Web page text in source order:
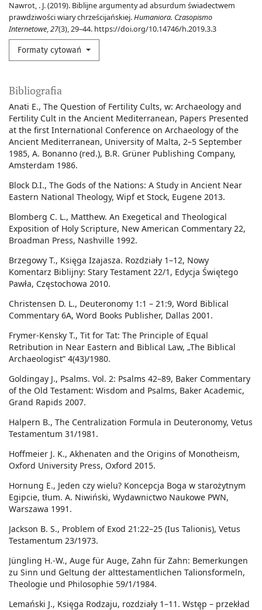
Nawrot, . J. (2019). Biblijne argumenty ad absurdum świadectwem
prawdziwości wiary chrześcijańskiej.Humaniora. Czasopismo
Internetowe,27(3), 29–44. https://doi.org/10.14746/h.2019.3.3
Formaty cytowań
Bibliografia
Anati E., The Question of Fertility Cults, w: Archaeology and
Fertility Cult in the Ancient Mediterranean, Papers Presented
at the first International Conference on Archaeology of the
Ancient Mediterranean, University of Malta, 2–5 September
1985, A. Bonanno (red.), B.R. Grüner Publishing Company,
Amsterdam 1986.
Block D.I., The Gods of the Nations: A Study in Ancient Near
Eastern National Theology, Wipf et Stock, Eugene 2013.
Blomberg C. L., Matthew. An Exegetical and Theological
Exposition of Holy Scripture, New American Commentary 22,
Broadman Press, Nashville 1992.
Brzegowy T., Księga Izajasza. Rozdziały 1–12, Nowy
Komentarz Biblijny: Stary Testament 22/1, Edycja Świętego
Pawła, Częstochowa 2010.
Christensen D. L., Deuteronomy 1:1 – 21:9, Word Biblical
Commentary 6A, Word Books Publisher, Dallas 2001.
Frymer-Kensky T., Tit for Tat: The Principle of Equal
Retribution in Near Eastern and Biblical Law, „The Biblical
Archaeologist” 4(43)/1980.
Goldingay J., Psalms. Vol. 2: Psalms 42–89, Baker Commentary
of the Old Testament: Wisdom and Psalms, Baker Academic,
Grand Rapids 2007.
Halpern B., The Centralization Formula in Deuteronomy, Vetus
Testamentum 31/1981.
Hoffmeier J. K., Akhenaten and the Origins of Monotheism,
Oxford University Press, Oxford 2015.
Hornung E., Jeden czy wielu? Koncepcja Boga w starożytnym
Egipcie, tłum. A. Niwiński, Wydawnictwo Naukowe PWN,
Warszawa 1991.
Jackson B. S., Problem of Exod 21:22–25 (Ius Talionis), Vetus
Testamentum 23/1973.
Jüngling H.-W., Auge für Auge, Zahn für Zahn: Bemerkungen
zu Sinn und Geltung der alttestamentlichen Talionsformeln,
Theologie und Philosophie 59/1/1984.
Lemański J., Księga Rodzaju, rozdziały 1–11. Wstęp – przekład